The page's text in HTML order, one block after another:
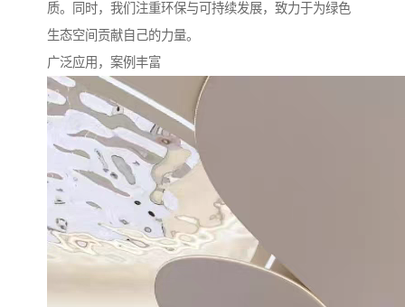
质。同时，我们注重环保与可持续发展，致力于为绿色
生态空间贡献自己的力量。
广泛应用，案例丰富